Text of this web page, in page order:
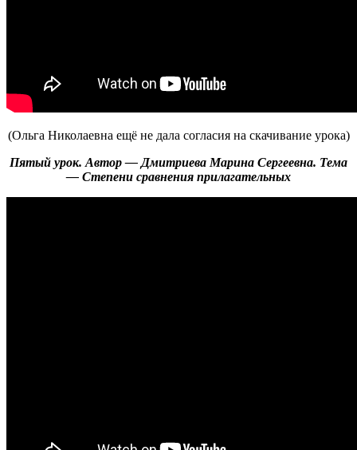
(Ольга Николаевна ещё не дала согласия на скачивание урока)
Пятый урок. Автор — Дмитриева Марина Сергеевна. Тема
— Степени сравнения прилагательных